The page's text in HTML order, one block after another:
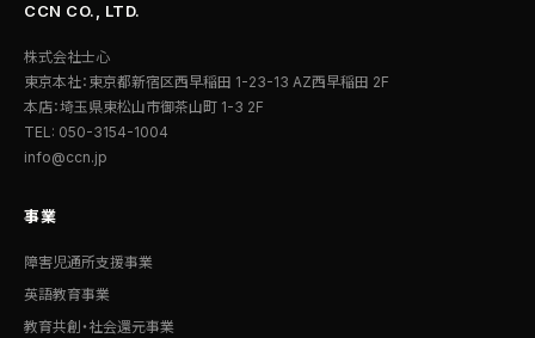
CCN CO., LTD.
株式会社士心
東京本社：東京都新宿区西早稲田 1-23-13 AZ西早稲田 2F
本店：埼玉県東松山市御茶山町 1-3 2F
TEL: 050-3154-1004
info@ccn.jp
事業
障害児通所支援事業
英語教育事業
教育共創・社会還元事業